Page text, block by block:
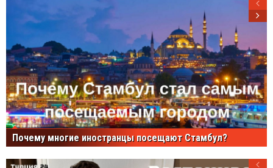
Почему многие иностранцы посещают Стамбул?